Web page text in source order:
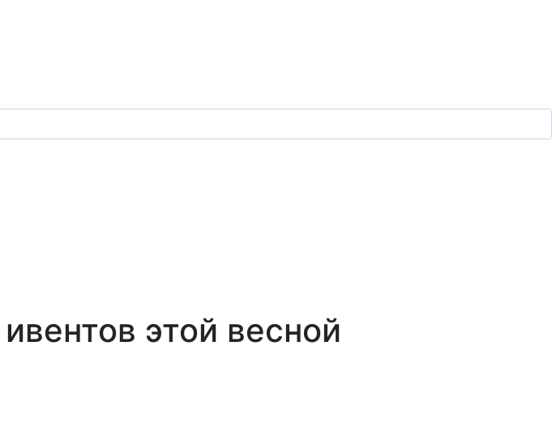
этой весной